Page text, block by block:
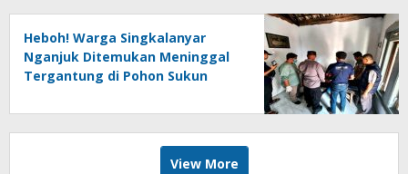
Heboh! Warga Singkalanyar
Nganjuk Ditemukan Meninggal
Tergantung di Pohon Sukun
View More